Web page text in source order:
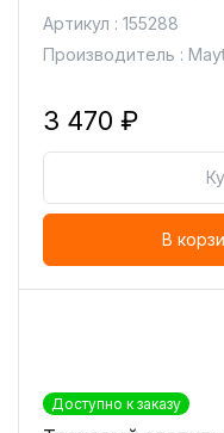
Артикул : 155288
Производитель :
3 470 ₽
В
Доступно к заказу